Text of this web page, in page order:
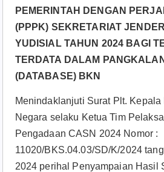
PEMERINTAH DENGAN
(PPPK) SEKRETARIAT
YUDISIAL TAHUN 2024 BAGI
TERDATA DALAM
(DATABASE) BKN
Menindaklanjuti Surat Plt.
Negara selaku Ketua Tim
Pengadaan CASN 2024 Nomor :
11020/BKS.04.03/SD/K/2024
2024 perihal Penyampaian Hasil